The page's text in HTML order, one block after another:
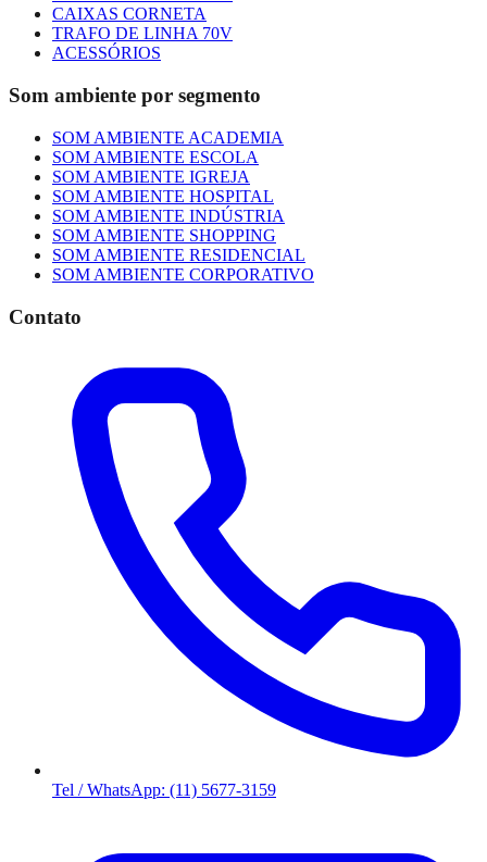
CAIXAS CORNETA
TRAFO DE LINHA 70V
ACESSÓRIOS
Som ambiente por segmento
SOM AMBIENTE ACADEMIA
SOM AMBIENTE ESCOLA
SOM AMBIENTE IGREJA
SOM AMBIENTE HOSPITAL
SOM AMBIENTE INDÚSTRIA
SOM AMBIENTE SHOPPING
SOM AMBIENTE RESIDENCIAL
SOM AMBIENTE CORPORATIVO
Contato
Tel / WhatsApp: (11) 5677-3159